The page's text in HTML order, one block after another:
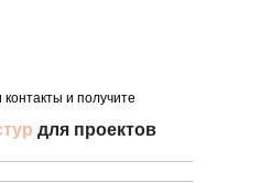
контакты и получите
для проектов